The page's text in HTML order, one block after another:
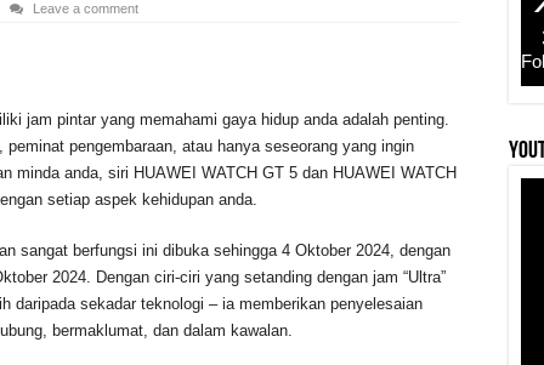
Leave a comment
jam pintar yang memahami gaya hidup anda adalah penting.
pengembaraan, atau hanya seseorang yang ingin
minda anda, siri HUAWEI WATCH GT 5 dan HUAWEI WATCH
setiap aspek kehidupan anda.
sangat berfungsi ini dibuka sehingga 4 Oktober 2024, dengan
2024. Dengan ciri-ciri yang setanding dengan jam “Ultra”
daripada sekadar teknologi – ia memberikan penyelesaian
bermaklumat, dan dalam kawalan.